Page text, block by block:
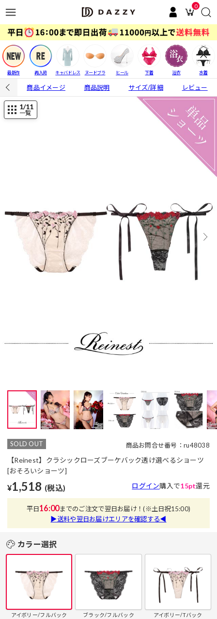
0
最新作 再入荷 キャバドレス ヌードブラ ヒール 下着 浴衣 水着
商品イメージ 商品説明 サイズ/詳細 レビュー
1/11
一覧
SOLD OUT 商品お問合せ番号：ru48038
【Reinest】クラシックローズブーケバック透け選べるショーツ
[おそろいショーツ]
¥1,518 (税込) ログイン購入で15pt還元
平日16:00までのご注文で翌日お届け！(※土日祝15:00)
▶送料や翌日お届けエリアを確認する◀
カラー選択
アイボリー/フルバック ブラック/フルバック アイボリー/Tバック